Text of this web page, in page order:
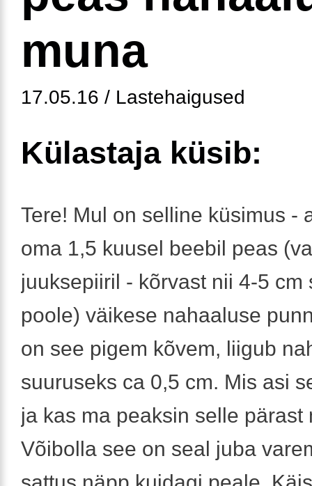
muna
17.05.16 / Lastehaigused
Külastaja küsib:
Tere! Mul on selline küsimus -
oma 1,5 kuusel beebil peas
juuksepiiril - kõrvast nii 4-5 cm
poole) väikese nahaaluse
on see pigem kõvem, liigub
suuruseks ca 0,5 cm. Mis asi
ja kas ma peaksin selle pärast
Võibolla see on seal juba